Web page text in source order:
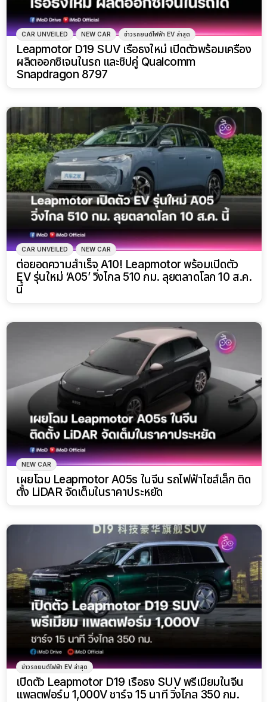
CAR UNVEILED NEW CAR ข่าวรถยนต์ไฟฟ้า EV ล่าสุด
Leapmotor D19 SUV เรือธงใหม่ เปิดตัวพร้อมเครื่อง
ผลิตออกซิเจนในรถ และชิปคู่ Qualcomm
Snapdragon 8797
CAR UNVEILED NEW CAR
ต่อยอดความสำเร็จ A10! Leapmotor พร้อมเปิดตัว
EV รุ่นใหม่ ‘A05’ วิ่งไกล 510 กม. ลุยตลาดโลก 10 ส.ค.
นี้
NEW CAR
เผยโฉม Leapmotor A05s ในจีน รถไฟฟ้าไซส์เล็ก ติด
ตั้ง LiDAR จัดเต็มในราคาประหยัด
ข่าวรถยนต์ไฟฟ้า EV ล่าสุด
เปิดตัว Leapmotor D19 เรือธง SUV พรีเมียมในจีน
แพลตฟอร์ม 1,000V ชาร์จ 15 นาที วิ่งไกล 350 กม.